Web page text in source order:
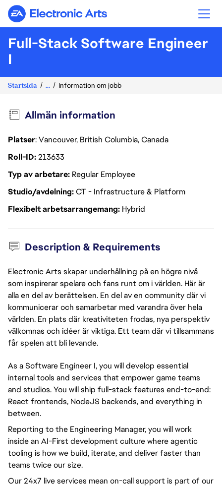
Electronic Arts
Full-Stack Software Engineer
I
Startsida ... Information om jobb
Allmän information
Platser: Vancouver, British Columbia, Canada
Roll-ID213633
Typ av arbetare Regular Employee
Studio/avdelningCT - Infrastructure & Platform
Flexibelt arbetsarrangemang Hybrid
Description & Requirements
Electronic Arts skapar underhållning på en högre nivå
som inspirerar spelare och fans runt om i världen. Här är
alla en del av berättelsen. En del av en community där vi
kommunicerar och samarbetar med varandra över hela
världen. En plats där kreativiteten frodas, nya perspektiv
välkomnas och idéer är viktiga. Ett team där vi tillsammans
får spelen att bli levande.
As a Software Engineer I, you will develop essential
internal tools and services that empower game teams
and studios. You will ship full-stack features end-to-end:
React frontends, NodeJS backends, and everything in
between.
Reporting to the Engineering Manager, you will work
inside an AI-First development culture where agentic
tooling is how we build, iterate, and deliver faster than
teams twice our size.
Our 24x7 live services mean on-call support is part of our